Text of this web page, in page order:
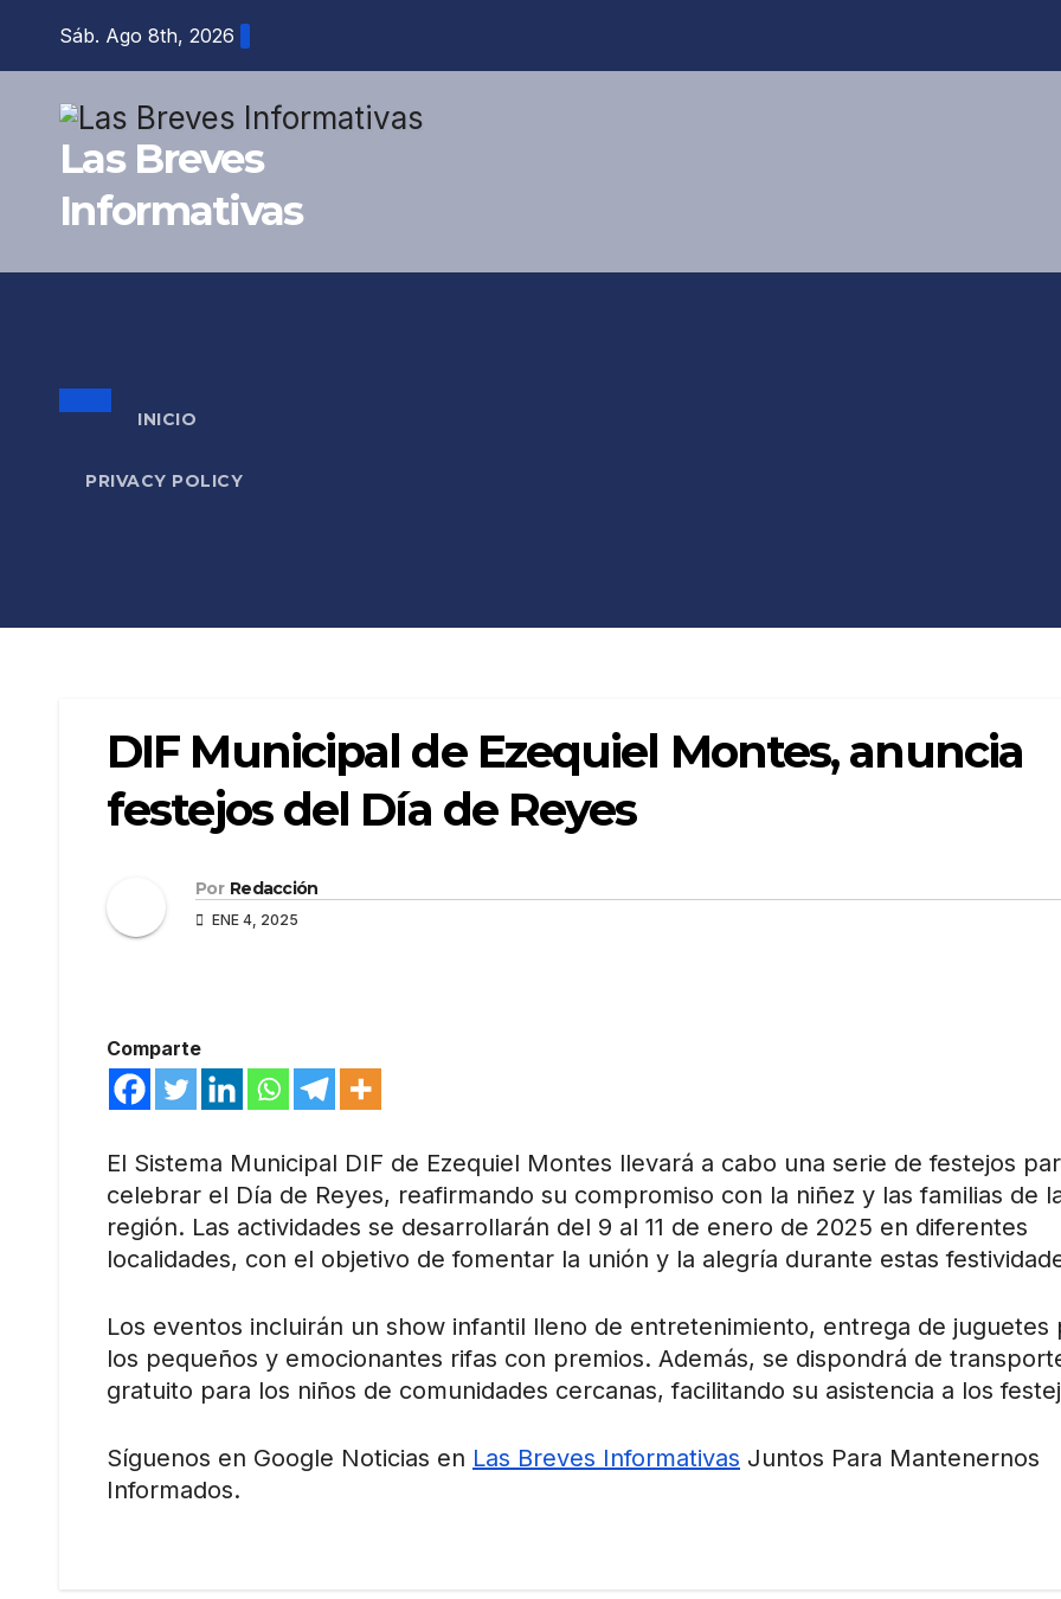
Sáb. Ago 8th, 2026
Las Breves
Informativas
INICIO
PRIVACY POLICY
DIF Municipal de Ezequiel Montes, anuncia
festejos del Día de Reyes
Por Redacción
ENE 4, 2025
Comparte
El Sistema Municipal DIF de Ezequiel Montes llevará a cabo una serie de festejos
celebrar el Día de Reyes, reafirmando su compromiso con la niñez y las familias de
región. Las actividades se desarrollarán del 9 al 11 de enero de 2025 en diferentes
localidades, con el objetivo de fomentar la unión y la alegría durante estas
Los eventos incluirán un show infantil lleno de entretenimiento, entrega de juguetes
los pequeños y emocionantes rifas con premios. Además, se dispondrá de
gratuito para los niños de comunidades cercanas, facilitando su asistencia a los
Síguenos en Google Noticias en Las Breves Informativas Juntos Para Mantenernos
Informados.